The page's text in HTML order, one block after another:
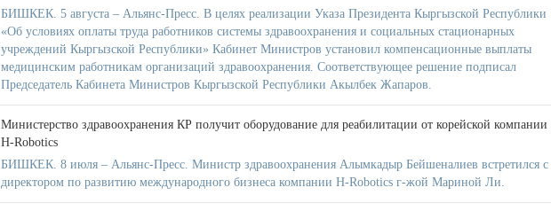
БИШКЕК. 5 августа – Альянс-Пресс. В целях реализации Указа Президента Кыргызской Республики
«Об условиях оплаты труда работников системы здравоохранения и социальных стационарных
учреждений Кыргызской Республики» Кабинет Министров установил компенсационные выплаты
медицинским работникам организаций здравоохранения. Соответствующее решение подписал
Председатель Кабинета Министров Кыргызской Республики Акылбек Жапаров.
Министерство здравоохранения КР получит оборудование для реабилитации от корейской компании
H-Robotics
БИШКЕК. 8 июля – Альянс-Пресс. Министр здравоохранения Алымкадыр Бейшеналиев встретился с
директором по развитию международного бизнеса компании H-Robotics г-жой Мариной Ли.